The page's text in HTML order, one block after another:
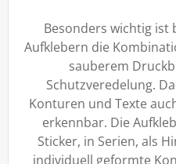
Besonders wichtig ist
Aufklebern die
sauberem
Schutzveredelung.
Konturen und Texte
erkennbar. Die
Sticker, in Serien, als
individuell geformte